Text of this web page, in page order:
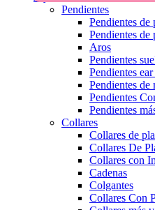
Pendientes
Pendientes de
Pendientes de
Aros
Pendientes
Pendientes
Pendientes de
Pendientes
Pendientes
Collares
Collares de
Collares De
Collares con
Cadenas
Colgantes
Collares Con